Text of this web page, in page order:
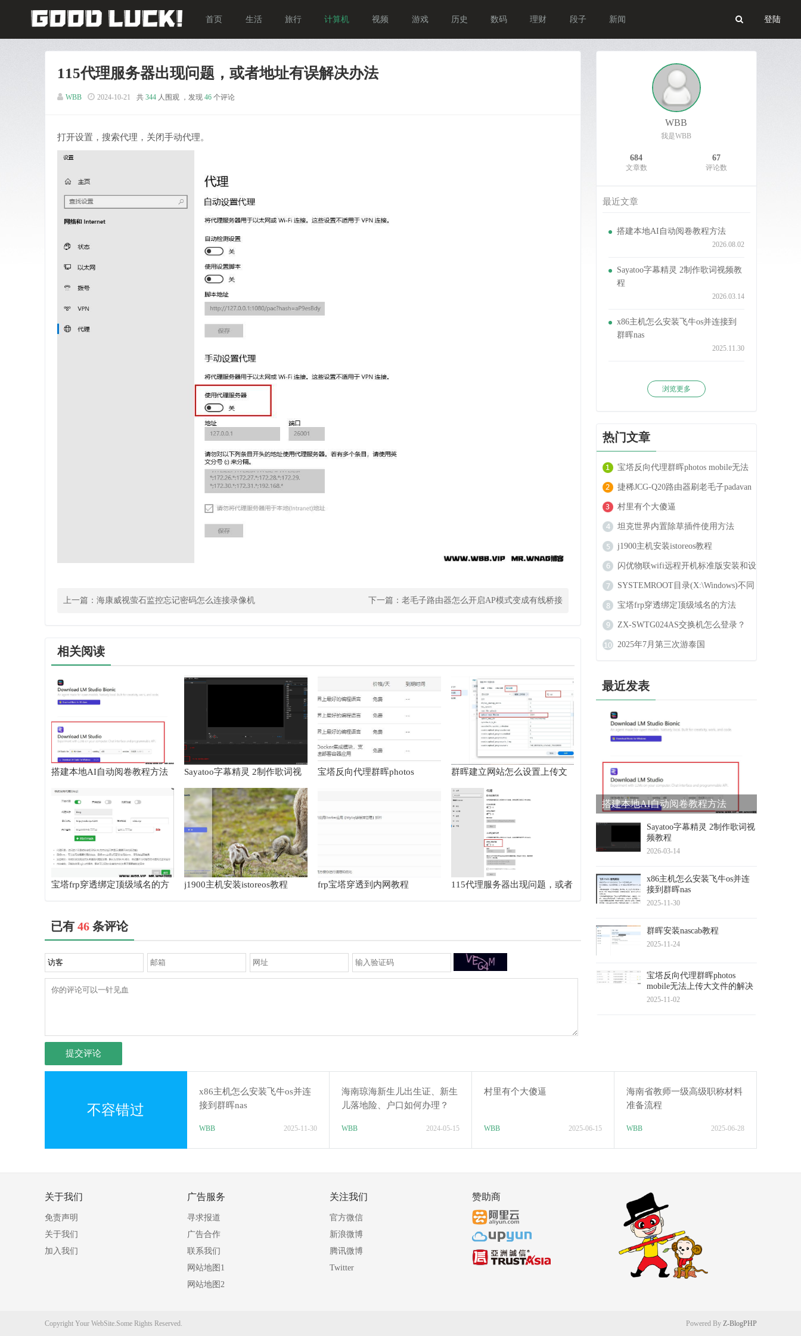
首页 生活 旅行 计算机 视频 游戏 历史 数码 理财 段子 新闻 登陆
115代理服务器出现问题，或者地址有误解决办法
WBB 2024-10-21 共 344 人围观 ，发现 46 个评论
打开设置，搜索代理，关闭手动代理。
上一篇： 海康威视萤石监控忘记密码怎么连接录像机 下一篇： 老毛子路由器怎么开启AP模式变成有线桥接
相关阅读
搭建本地AI自动阅卷教程方法
Sayatoo字幕精灵 2制作歌词视
频教程
宝塔反向代理群晖photos
群晖建立网站怎么设置上传文
件大小
宝塔frp穿透绑定顶级域名的方
j1900主机安装istoreos教程 frp宝塔穿透到内网教程
115代理服务器出现问题，或者
已有 46 条评论
提交评论
WBB
我是WBB
684
文章数
67
评论数
最近文章
搭建本地AI自动阅卷教程方法
2026.08.02
Sayatoo字幕精灵 2制作歌词视频教
程
2026.03.14
x86主机怎么安装飞牛os并连接到
群晖nas
2025.11.30
浏览更多
热门文章
宝塔反向代理群晖photos mobile无法
上传大文件的解决方法
捷稀JCG-Q20路由器刷老毛子padavan
系统方法
村里有个大傻逼
坦克世界内置除草插件使用方法
j1900主机安装istoreos教程
闪优物联wifi远程开机标准版安装和设
置教程
SYSTEMROOT目录(X:\Windows)不同
于配置的目录怎么办？
宝塔frp穿透绑定顶级域名的方法
ZX-SWTG024AS交换机怎么登录？
2025年7月第三次游泰国
最近发表
搭建本地AI自动阅卷教程方法
Sayatoo字幕精灵 2制作歌词视
频教程
2026-03-14
x86主机怎么安装飞牛os并连
接到群晖nas
2025-11-30
群晖安装nascab教程
2025-11-24
宝塔反向代理群晖photos
mobile无法上传大文件的解决
方法
2025-11-02
不容错过
x86主机怎么安装飞牛os并连
接到群晖nas
WBB 2025-11-30
海南琼海新生儿出生证、新生
儿落地险、户口如何办理？
WBB 2024-05-15
村里有个大傻逼
WBB 2025-06-15
海南省教师一级高级职称材料
准备流程
WBB 2025-06-28
关于我们
免责声明
关于我们
加入我们
广告服务
寻求报道
广告合作
联系我们
网站地图1
网站地图2
关注我们
官方微信
新浪微博
腾讯微博
Twitter
赞助商
Copyright Your WebSite.Some Rights Reserved. Powered By Z-BlogPHP